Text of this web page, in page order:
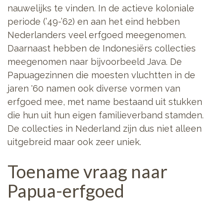
nauwelijks te vinden. In de actieve koloniale
periode (’49-’62) en aan het eind hebben
Nederlanders veel erfgoed meegenomen.
Daarnaast hebben de Indonesiërs collecties
meegenomen naar bijvoorbeeld Java. De
Papuagezinnen die moesten vluchtten in de
jaren '60 namen ook diverse vormen van
erfgoed mee, met name bestaand uit stukken
die hun uit hun eigen familieverband stamden.
De collecties in Nederland zijn dus niet alleen
uitgebreid maar ook zeer uniek.
Toename vraag naar
Papua-erfgoed